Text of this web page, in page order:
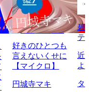
好きのひとつも
言えないくせに
【マイクロ】
円城寺マキ
碧
テ
近
よ
タ